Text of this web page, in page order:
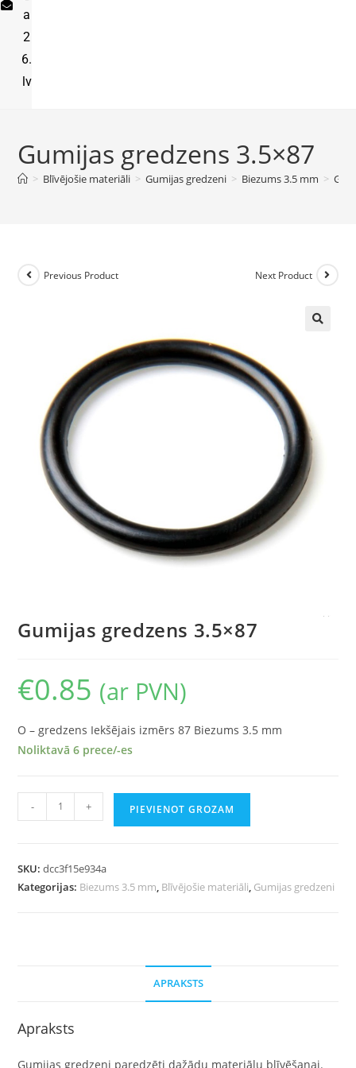
a
2
6.
lv
Gumijas gredzens 3.5×87
> Blīvējošie materiāli > Gumijas gredzeni > Biezums 3.5 mm >
Previous Product Next Product
Gumijas gredzens 3.5×87
€0.85 (ar PVN)
O – gredzens Iekšējais izmērs 87 Biezums 3.5 mm
Noliktavā 6 prece/-es
- + PIEVIENOT GROZAM
SKU:dcc3f15e934a
Kategorijas: Biezums 3.5 mm, Blīvējošie materiāli, Gumijas gredzeni
APRAKSTS
Apraksts
Gumijas gredzeni paredzēti dažādu materiālu blīvēšanai.